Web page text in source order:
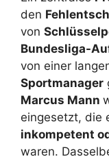
den
von
Bundesliga-
von einer
Sportmanager
Marcus Mann
eingesetzt, die
inkompetent
waren.